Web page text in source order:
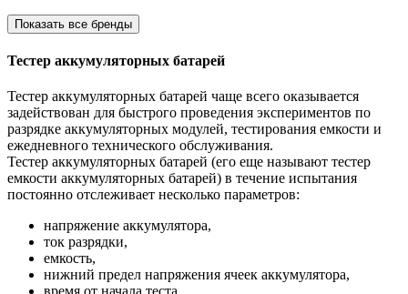
Показать все бренды
Тестер аккумуляторных батарей
Тестер аккумуляторных батарей чаще всего оказывается
задействован для быстрого проведения экспериментов по
разрядке аккумуляторных модулей, тестирования емкости и
ежедневного технического обслуживания.
Тестер аккумуляторных батарей (его еще называют тестер
емкости аккумуляторных батарей) в течение испытания
постоянно отслеживает несколько параметров:
напряжение аккумулятора,
ток разрядки,
емкость,
нижний предел напряжения ячеек аккумулятора,